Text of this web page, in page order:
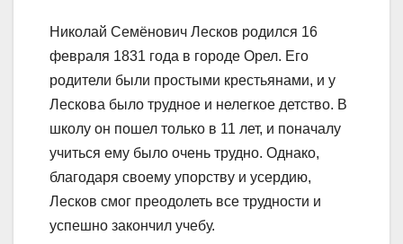
Николай Семёнович Лесков родился 16
февраля 1831 года в городе Орел. Его
родители были простыми крестьянами, и у
Лескова было трудное и нелегкое детство. В
школу он пошел только в 11 лет, и поначалу
учиться ему было очень трудно. Однако,
благодаря своему упорству и усердию,
Лесков смог преодолеть все трудности и
успешно закончил учебу.